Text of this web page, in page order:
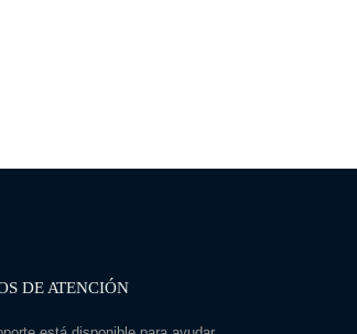
DE ATENCIÓN